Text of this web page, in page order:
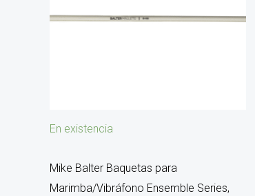
En existencia
Mike Balter Baquetas para
Marimba/Vibráfono Ensemble Series,